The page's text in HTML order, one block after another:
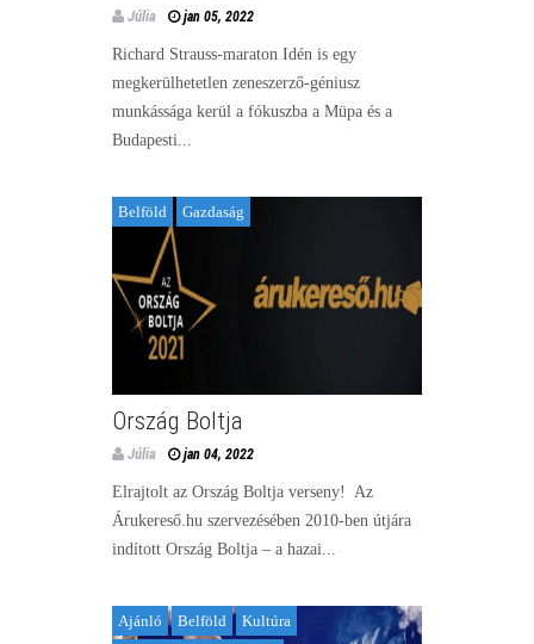
Júlia jan 05, 2022
Richard Strauss-maraton Idén is egy
megkerülhetetlen zeneszerző-géniusz
munkássága kerül a fókuszba a Müpa és a
Budapesti...
Belföld Gazdaság
Ország Boltja
Júlia jan 04, 2022
Elrajtolt az Ország Boltja verseny! Az
Árukereső.hu szervezésében 2010-ben útjára
indított Ország Boltja – a hazai...
Ajánló Belföld Kultúra